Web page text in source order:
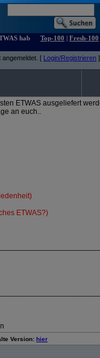
hab
Top-100 | Fresh-100
angemeldet. [ Login/Registrieren ]
ETWAS ausgeliefert
an euch..
ETWAS?)
Version: hier